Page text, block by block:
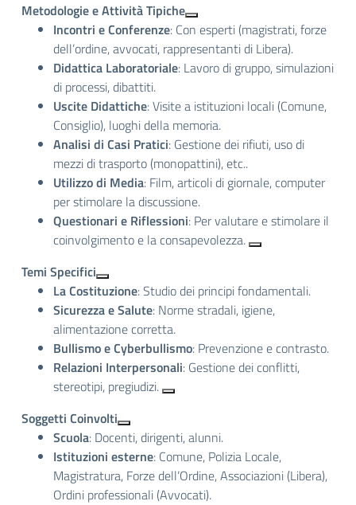
Metodologie e Attività Tipiche
Incontri e Conferenze: Con esperti (magistrati, forze
dell’ordine, avvocati, rappresentanti di Libera).
Didattica Laboratoriale: Lavoro di gruppo, simulazioni
di processi, dibattiti.
Uscite Didattiche: Visite a istituzioni locali (Comune,
Consiglio), luoghi della memoria.
Analisi di Casi Pratici: Gestione dei rifiuti, uso di
mezzi di trasporto (monopattini), etc..
Utilizzo di Media: Film, articoli di giornale, computer
per stimolare la discussione.
Questionari e Riflessioni: Per valutare e stimolare il
coinvolgimento e la consapevolezza.
Temi Specifici
La Costituzione: Studio dei principi fondamentali.
Sicurezza e Salute: Norme stradali, igiene,
alimentazione corretta.
Bullismo e Cyberbullismo: Prevenzione e contrasto.
Relazioni Interpersonali: Gestione dei conflitti,
stereotipi, pregiudizi.
Soggetti Coinvolti
Scuola: Docenti, dirigenti, alunni.
Istituzioni esterne: Comune, Polizia Locale,
Magistratura, Forze dell’Ordine, Associazioni (Libera),
Ordini professionali (Avvocati).